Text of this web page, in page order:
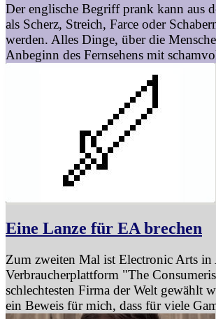
Der englische Begriff prank kann aus
als Scherz, Streich, Farce oder
werden. Alles Dinge, über die
Anbeginn des Fernsehens mit
Eine Lanze für EA brechen
Zum zweiten Mal ist Electronic Arts in
Verbraucherplattform "The
schlechtesten Firma der Welt gewählt
ein Beweis für mich, dass für viele